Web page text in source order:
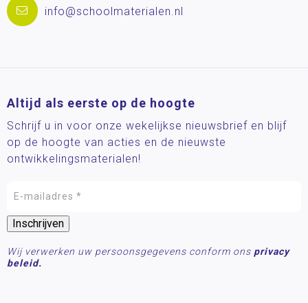
info@schoolmaterialen.nl
Altijd als eerste op de hoogte
Schrijf u in voor onze wekelijkse nieuwsbrief en blijf
op de hoogte van acties en de nieuwste
ontwikkelingsmaterialen!
Wij verwerken uw persoonsgegevens conform ons privacy
beleid.